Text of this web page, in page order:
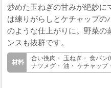
炒めた玉ねぎの甘みが絶妙に
は練りがらしとケチャップの
のような仕上がりに。野菜の
ンスも抜群です。
合い挽肉・ 玉ねぎ・ 食パン
ナツメグ・ 油・ ケチャップ